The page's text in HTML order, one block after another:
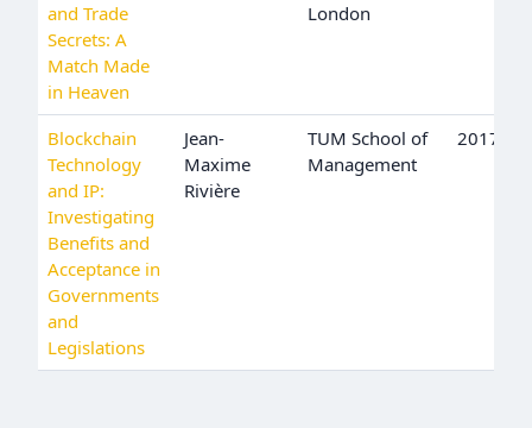
and Trade
Secrets: A
Match Made
in Heaven
London
Blockchain
Technology
and IP:
Investigating
Benefits and
Acceptance in
Governments
and
Legislations
Jean-
Maxime
Rivière
TUM School of
Management
2017